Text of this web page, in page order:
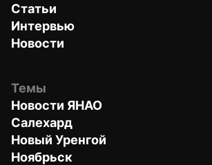
Статьи
Интервью
Новости
Темы
Новости ЯНАО
Салехард
Новый Уренгой
Ноябрьск